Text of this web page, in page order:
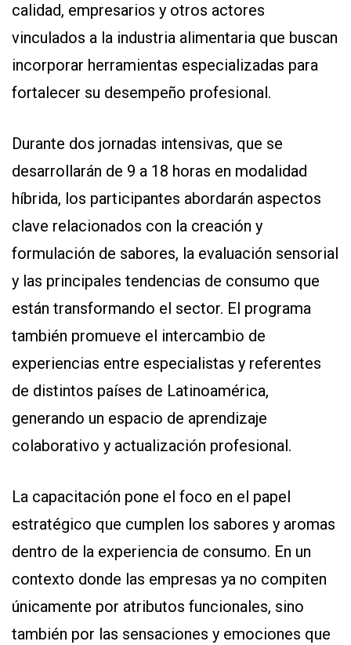
calidad, empresarios y otros actores
vinculados a la industria alimentaria que buscan
incorporar herramientas especializadas para
fortalecer su desempeño profesional.
Durante dos jornadas intensivas, que se
desarrollarán de 9 a 18 horas en modalidad
híbrida, los participantes abordarán aspectos
clave relacionados con la creación y
formulación de sabores, la evaluación sensorial
y las principales tendencias de consumo que
están transformando el sector. El programa
también promueve el intercambio de
experiencias entre especialistas y referentes
de distintos países de Latinoamérica,
generando un espacio de aprendizaje
colaborativo y actualización profesional.
La capacitación pone el foco en el papel
estratégico que cumplen los sabores y aromas
dentro de la experiencia de consumo. En un
contexto donde las empresas ya no compiten
únicamente por atributos funcionales, sino
también por las sensaciones y emociones que